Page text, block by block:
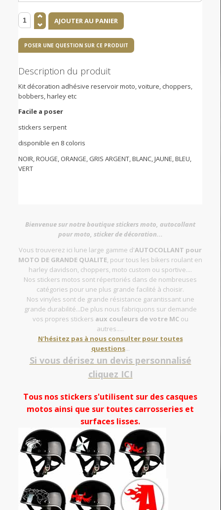
POSER UNE QUESTION SUR CE PRODUIT
Description du produit
Kit décoration adhésive reservoir moto, voiture, choppers,
bobbers, harley etc
Facile a poser
stickers serpent
disponible en 8 coloris
NOIR, ROUGE, ORANGE, GRIS ARGENT, BLANC, JAUNE, BLEU,
VERT
Bienvenue sur notre boutique stickers moto, autocollant
pour moto, sticker de décoration...
Vous trouverez ici lune large gamme d'AUTOCOLLANT pour
MOTO DE GRANDE QUALITE , pour tous les bikers roulant en
harley davidson, choppers, moto custom ou sportive....
Nos stickers motos sont répertoriés dans de nombreuses
catégories pour une plus grande facilité à choisir.
Nos vinyles sont de grande résistance garantissant une
grande durabilité...De plus nous fabriquons sur demande
vos propres stickers aux couleurs de votre MCou
autres.....
N'hésitez pas à nous consulter pour toutes
questions...
Si vous dérisez un devis personnalisé
cliquez ICI
Tous nos stickers s'utilisent sur des casques
motos ainsi que sur toutes carrosseries et
surfaces lisses.